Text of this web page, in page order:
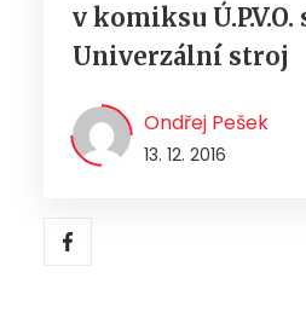
v komiksu Ú.P.V.O.
Univerzální stroj
Ondřej Pešek
13. 12. 2016